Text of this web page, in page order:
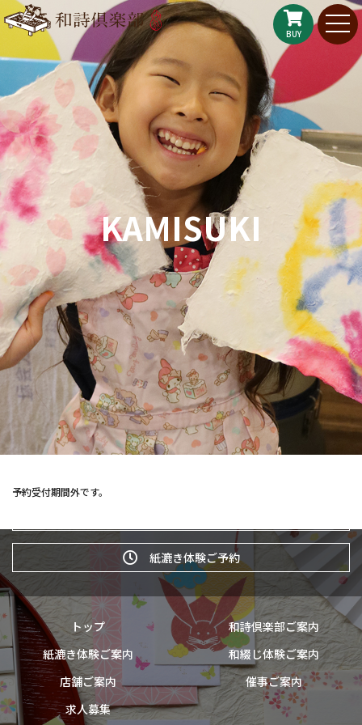
BUY
KAMISUKI
予約受付期間外です。
紙漉き体験ご予約
トップ
和詩倶楽部ご案内
紙漉き体験ご案内
和綴じ体験ご案内
店舗ご案内
催事ご案内
求人募集